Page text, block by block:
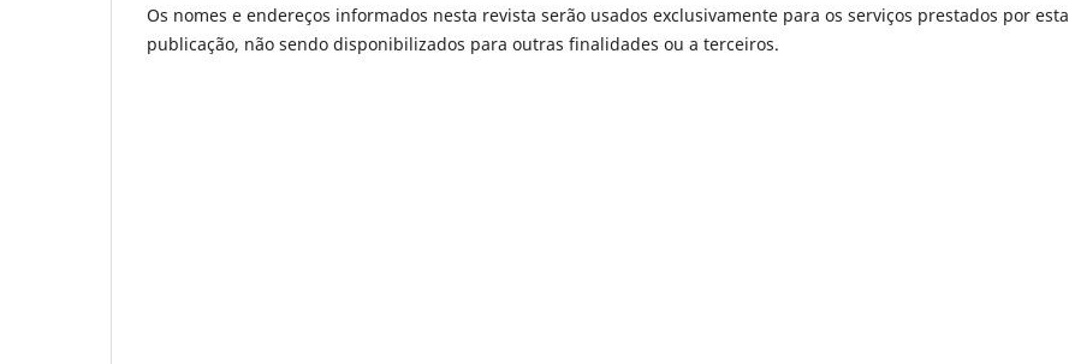
Os nomes e endereços informados nesta revista serão usados exclusivamente para os serviços prestados por esta
publicação, não sendo disponibilizados para outras finalidades ou a terceiros.